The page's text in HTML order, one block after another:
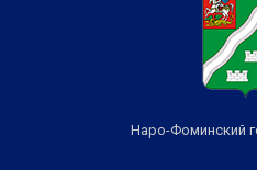
Наро-Фоминский